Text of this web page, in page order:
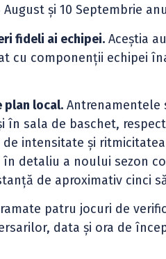
și 10 Septembrie
fideli ai echipei. Aceștia
cu componenții echipei
plan local. Antrenamentele
sala de baschet,
intensitate și
detaliu a noului sezon
de aproximativ cinci
patru jocuri de
data și ora de